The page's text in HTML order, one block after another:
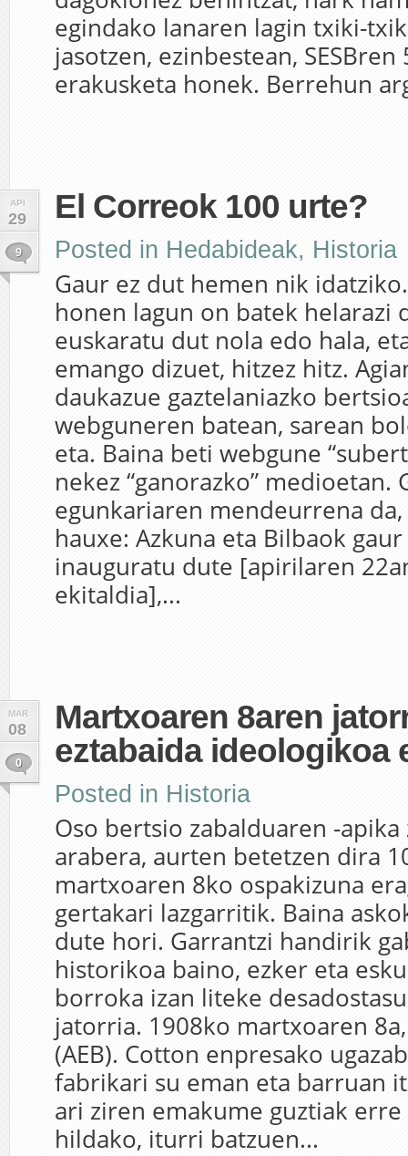
egindako lanaren lagin txiki-
jasotzen, ezinbestean,
erakusketa honek. Berrehun
API
29
9
El Correok 100 urte?
Posted in Hedabideak, Historia
Gaur ez dut hemen nik
honen lagun on batek helarazi
euskaratu dut nola edo hala,
emango dizuet, hitzez hitz.
daukazue gaztelaniazko
webguneren batean, sarean
eta. Baina beti webgune
nekez “ganorazko” medioetan.
egunkariaren mendeurrena
hauxe: Azkuna eta Bilbaok
inauguratu dute [apirilaren
ekitaldia],...
MAR
08
0
Martxoaren 8aren
eztabaida ideologikoa
Posted in Historia
Oso bertsio zabalduaren -
arabera, aurten betetzen dira
martxoaren 8ko ospakizuna
gertakari lazgarritik. Baina
dute hori. Garrantzi handirik
historikoa baino, ezker eta
borroka izan liteke
jatorria. 1908ko martxoaren
(AEB). Cotton enpresako
fabrikari su eman eta barruan
ari ziren emakume guztiak
hildako, iturri batzuen...